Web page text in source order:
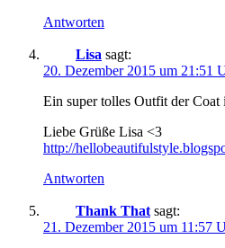
Antworten
Lisa sagt:
20. Dezember 2015 um 21:51
Ein super tolles Outfit der Coat
Liebe Grüße Lisa <3
http://
Antworten
Thank That sagt:
21. Dezember 2015 um 11:57